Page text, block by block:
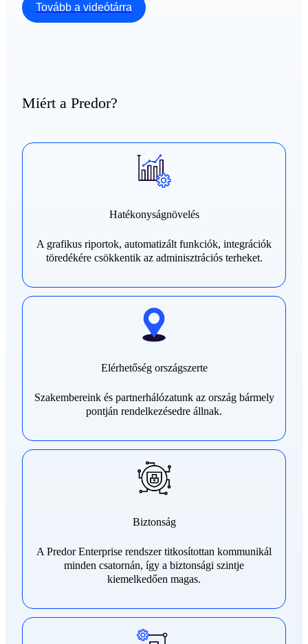
Tovább a videótárra
Miért a Predor?
Hatékonyságnövelés
A grafikus riportok, automatizált funkciók, integrációk
töredékére csökkentik az adminisztrációs terheket.
Elérhetőség országszerte
Szakembereink és partnerhálózatunk az ország bármely
pontján rendelkezésedre állnak.
Biztonság
A Predor Enterprise rendszer titkosítottan kommunikál
minden csatornán, így a biztonsági szintje
kiemelkedően magas.